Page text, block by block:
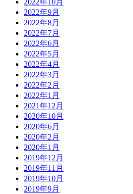
2022年10月
2022年9月
2022年8月
2022年7月
2022年6月
2022年5月
2022年4月
2022年3月
2022年2月
2022年1月
2021年12月
2020年10月
2020年6月
2020年2月
2020年1月
2019年12月
2019年11月
2019年10月
2019年9月